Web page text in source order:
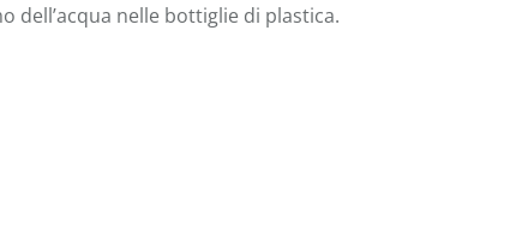
dell’acqua nelle bottiglie di plastica.